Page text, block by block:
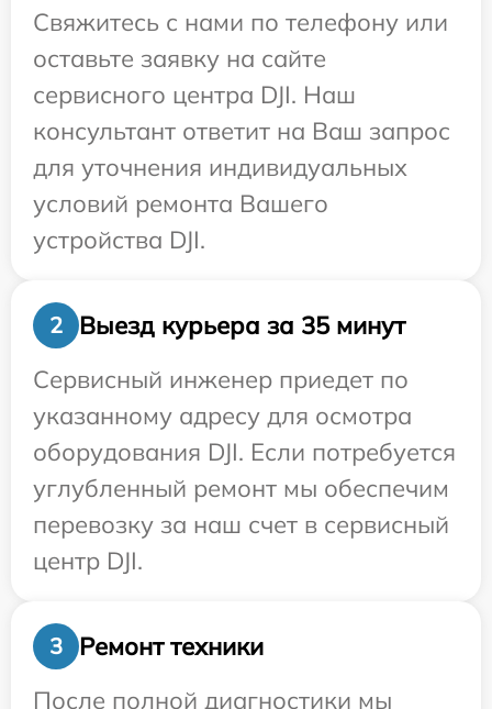
Свяжитесь с нами по телефону или
оставьте заявку на сайте
сервисного центра DJI. Наш
консультант ответит на Ваш запрос
для уточнения индивидуальных
условий ремонта Вашего
устройства DJI.
2
Выезд курьера за 35 минут
Сервисный инженер приедет по
указанному адресу для осмотра
оборудования DJI. Если потребуется
углубленный ремонт мы обеспечим
перевозку за наш счет в сервисный
центр DJI.
3
Ремонт техники
После полной диагностики мы